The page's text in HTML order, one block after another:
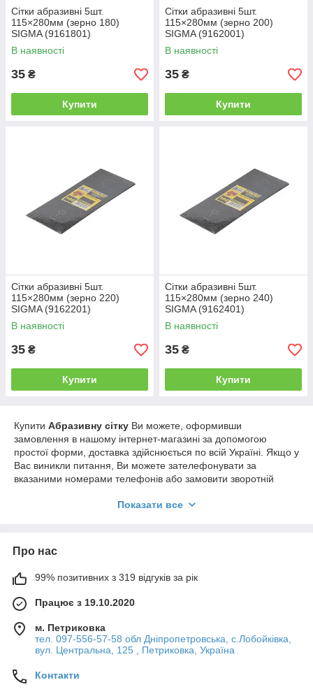
Сітки абразивні 5шт.
115×280мм (зерно 180)
SIGMA (9161801)
В наявності
35 ₴
Купити
Сітки абразивні 5шт.
115×280мм (зерно 200)
SIGMA (9162001)
В наявності
35 ₴
Купити
Сітки абразивні 5шт.
115×280мм (зерно 220)
SIGMA (9162201)
В наявності
35 ₴
Купити
Сітки абразивні 5шт.
115×280мм (зерно 240)
SIGMA (9162401)
В наявності
35 ₴
Купити
Купити Абразивну сітку Ви можете, оформивши
замовлення в нашому інтернет-магазині за допомогою
простої форми, доставка здійснюється по всій Україні. Якщо у
Вас виникли питання, Ви можете зателефонувати за
вказаними номерами телефонів або замовити зворотній
докладні консультації та допоможуть зробити правильний
Показати все
Про нас
99% позитивних з 319 відгуків за рік
Працює з 19.10.2020
м. Петриковка
тел. 097-556-57-58 обл Дніпропетровська, с.Лобойківка,
вул. Центральна, 125 , Петриковка, Україна
Контакти